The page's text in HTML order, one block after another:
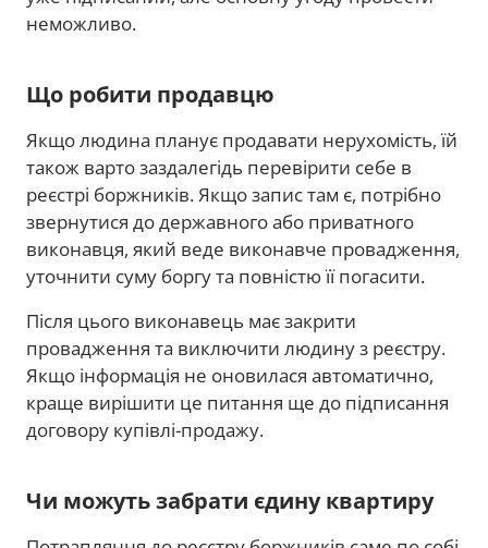
неможливо.
Що робити продавцю
Якщо людина планує продавати нерухомість, їй
також варто заздалегідь перевірити себе в
реєстрі боржників. Якщо запис там є, потрібно
звернутися до державного або приватного
виконавця, який веде виконавче провадження,
уточнити суму боргу та повністю її погасити.
Після цього виконавець має закрити
провадження та виключити людину з реєстру.
Якщо інформація не оновилася автоматично,
краще вирішити це питання ще до підписання
договору купівлі-продажу.
Чи можуть забрати єдину квартиру